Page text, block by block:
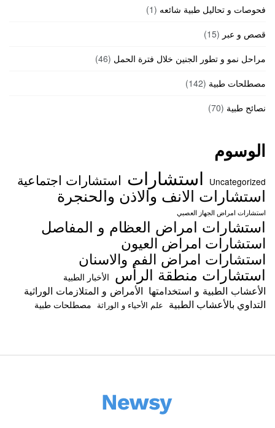
فحوصات و تحاليل طبية شائعه (1)
قصص و عبر (15)
مراحل نمو و تطور الجنين خلال فترة الحمل (46)
مصطلحات طبية (142)
نصائح طبية (70)
الوسوم
Uncategorized استشارات استشارات اجتماعية
استشارات الانف والاذن والحنجرة
استشارات امراض الجهاز العصبي
استشارات امراض العظام و المفاصل
استشارات امراض العيون
استشارات امراض الفم والاسنان
استشارات منطقة الرأس الأخبار الطبية
الأعشاب الطبية و استخدامتها الأمراض و المتلازمات الوراثية
التداوي بالأعشاب الطبية علم الأحياء و الوراثة مصطلحات طبية